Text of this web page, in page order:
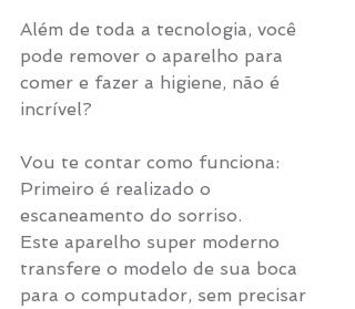
Além de toda a tecnologia, você
pode remover o aparelho para
comer e fazer a higiene, não é
incrível?
Vou te contar como funciona:
Primeiro é realizado o
escaneamento do sorriso.
Este aparelho super moderno
transfere o modelo de sua boca
para o computador, sem precisar